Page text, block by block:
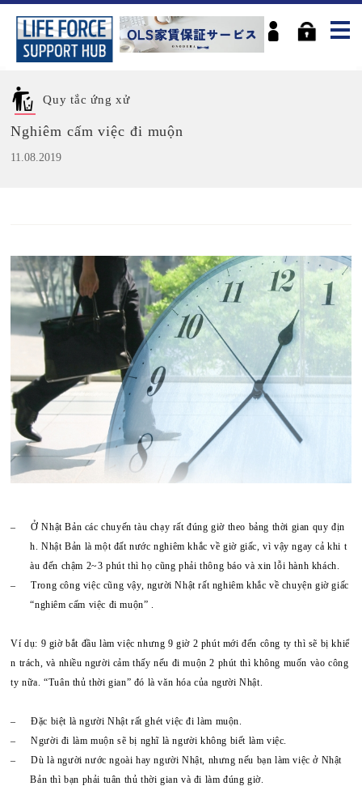
Quy tắc ứng xử
Nghiêm cấm việc đi muộn
11.08.2019
–
Ở Nhật Bản các chuyến tàu chạy rất đúng giờ theo bảng thời gian quy địn
h. Nhật Bản là một đất nước nghiêm khắc về giờ giấc, vì vậy ngay cả khi t
àu đến chậm 2~3 phút thì họ cũng phải thông báo và xin lỗi hành khách.
–
Trong công việc cũng vậy, người Nhật rất nghiêm khắc về chuyện giờ giấc
“nghiêm cấm việc đi muộn” .
Ví dụ: 9 giờ bắt đầu làm việc nhưng 9 giờ 2 phút mới đến công ty thì sẽ bị khiể
n trách, và nhiều người cảm thấy nếu đi muộn 2 phút thì không muốn vào công
ty nữa. “Tuân thủ thời gian” đó là văn hóa của người Nhật.
–
Đặc biệt là người Nhật rất ghét việc đi làm muộn.
–
Người đi làm muộn sẽ bị nghĩ là người không biết làm việc.
–
Dù là người nước ngoài hay người Nhật, nhưng nếu bạn làm việc ở Nhật
Bản thì bạn phải tuân thủ thời gian và đi làm đúng giờ.